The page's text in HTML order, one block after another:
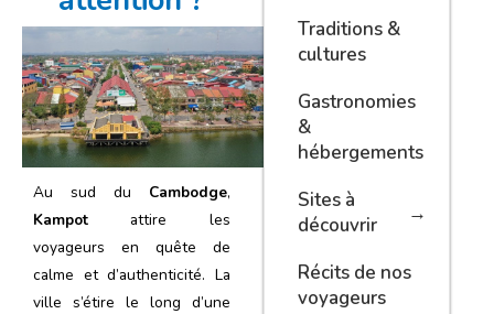
Au sud du Cambodge,
Kampot attire les
voyageurs en quête de
calme et d’authenticité. La
ville s’étire le long d’une
Traditions &
cultures
Gastronomies
&
hébergements
Sites à
découvrir
Récits de nos
voyageurs